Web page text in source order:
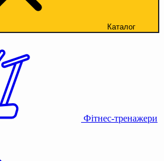
Каталог
Фітнес-тренажери